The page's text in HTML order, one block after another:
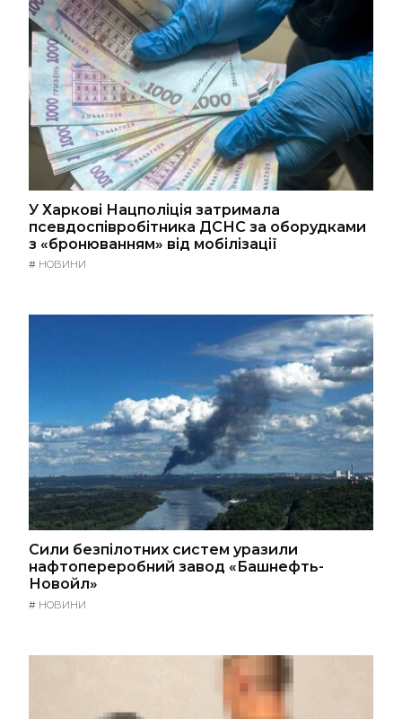
У Харкові Нацполіція затримала
псевдоспівробітника ДСНС за оборудками
з «бронюванням» від мобілізації
# НОВИНИ
Сили безпілотних систем уразили
нафтопереробний завод «Башнефть-
Новойл»
# НОВИНИ